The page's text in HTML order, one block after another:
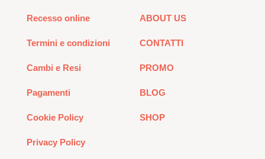
Recesso online
Termini e condizioni
Cambi e Resi
Pagamenti
Cookie Policy
Privacy Policy
ABOUT US
CONTATTI
PROMO
BLOG
SHOP